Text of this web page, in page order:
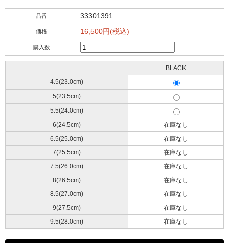
品番 33301391
価格 16,500円(税込)
購入数
BLACK
4.5(23.0cm)
5(23.5cm)
5.5(24.0cm)
6(24.5cm)
在庫なし
6.5(25.0cm)
在庫なし
7(25.5cm)
在庫なし
7.5(26.0cm)
在庫なし
8(26.5cm)
在庫なし
8.5(27.0cm)
在庫なし
9(27.5cm)
在庫なし
9.5(28.0cm)
在庫なし